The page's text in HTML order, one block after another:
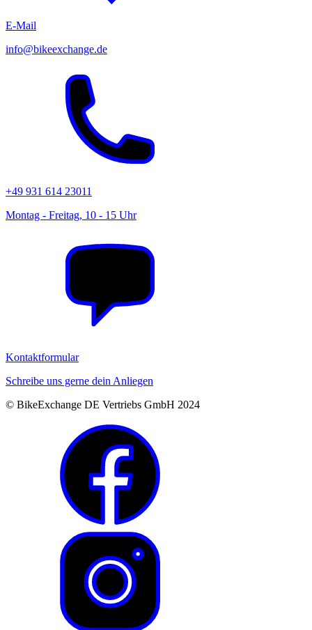
E-Mail
info@bikeexchange.de
+49 931 614 23011
Montag - Freitag, 10 - 15 Uhr
Kontaktformular
Schreibe uns gerne dein Anliegen
© BikeExchange DE Vertriebs GmbH 2024